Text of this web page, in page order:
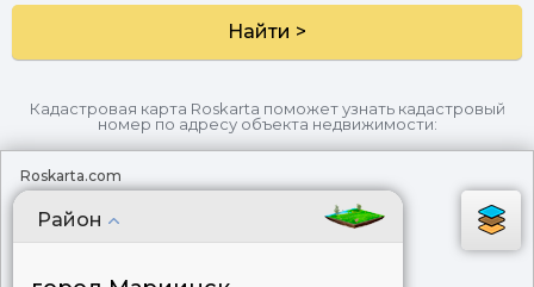
Найти >
Кадастровая карта Roskarta поможет узнать кадастровый
номер по адресу объекта недвижимости:
Roskarta.com
Район